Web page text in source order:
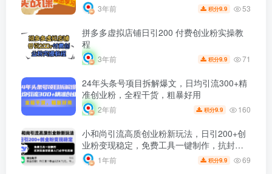
3年前 积分9.9 53
拼多多虚拟店铺日引200 付费创业粉实操教
程
3年前 积分9.9 71
24年头条号项目拆解爆文，日均引流300+精
准创业粉，全程干货，粗暴好用
2年前 积分9.9 160
小和尚引流高质创业粉新玩法，日引200+创
业粉变现稳定，免费工具一键制作，抗封效
果好简单入门必学引流课
1年前 积分9.9 69